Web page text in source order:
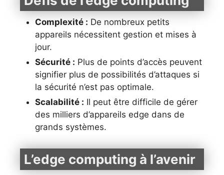
Complexité : De nombreux petits
appareils nécessitent gestion et mises à
jour.
Sécurité : Plus de points d’accès peuvent
signifier plus de possibilités d’attaques si
la sécurité n’est pas optimale.
Scalabilité : Il peut être difficile de gérer
des milliers d’appareils edge dans de
grands systèmes.
L’edge computing à l’avenir